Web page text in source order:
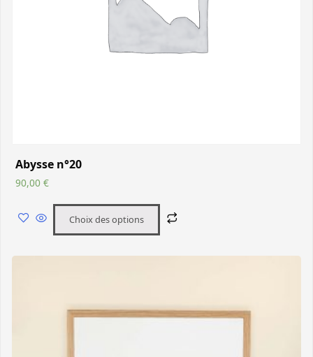
Abysse n°20
90,00 €
Choix des options